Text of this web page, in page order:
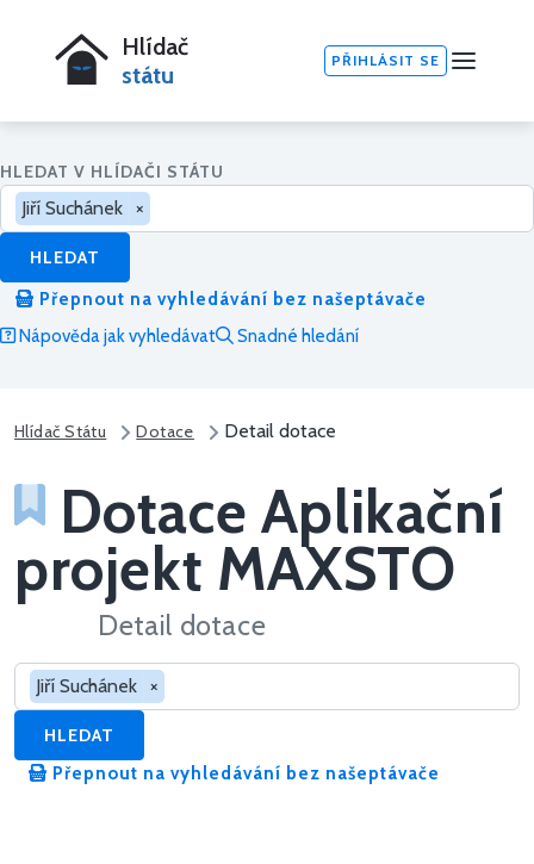
Hlídač
státu
PŘIHLÁSIT SE
HLEDAT V HLÍDAČI STÁTU
Jiří Suchánek ×
HLEDAT
Přepnout na vyhledávání bez našeptávače
Nápověda jak vyhledávat
Snadné hledání
Hlídač Státu Dotace Detail dotace
Dotace Aplikační
projekt MAXSTO
Detail dotace
Hledat v dotacích
Jiří Suchánek ×
HLEDAT
Přepnout na vyhledávání bez našeptávače